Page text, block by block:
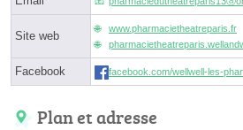
Site web
www.pharmacietheatreparis.fr
Facebook facebook.com/wellwell-les-
Plan et adresse